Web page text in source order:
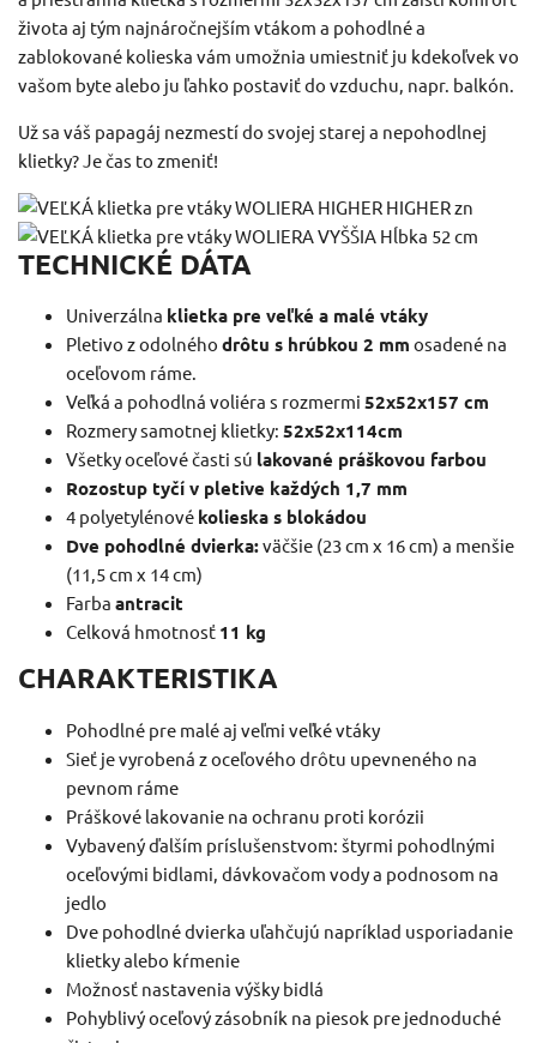
života aj tým najnáročnejším vtákom a pohodlné a
zablokované kolieska vám umožnia umiestniť ju kdekoľvek vo
vašom byte alebo ju ľahko postaviť do vzduchu, napr. balkón.
Už sa váš papagáj nezmestí do svojej starej a nepohodlnej
klietky? Je čas to zmeniť!
TECHNICKÉ DÁTA
Univerzálna klietka pre veľké a malé vtáky
Pletivo z odolného drôtu s hrúbkou 2 mm osadené na
oceľovom ráme.
Veľká a pohodlná voliéra s rozmermi 52x52x157 cm
Rozmery samotnej klietky: 52x52x114cm
Všetky oceľové časti sú lakované práškovou farbou
Rozostup tyčí v pletive každých 1,7 mm
4 polyetylénové kolieska s blokádou
Dve pohodlné dvierka:väčšie (23 cm x 16 cm) a menšie
(11,5 cm x 14 cm)
Farba antracit
Celková hmotnosť 11 kg
CHARAKTERISTIKA
Pohodlné pre malé aj veľmi veľké vtáky
Sieť je vyrobená z oceľového drôtu upevneného na
pevnom ráme
Práškové lakovanie na ochranu proti korózii
Vybavený ďalším príslušenstvom: štyrmi pohodlnými
oceľovými bidlami, dávkovačom vody a podnosom na
jedlo
Dve pohodlné dvierka uľahčujú napríklad usporiadanie
klietky alebo kŕmenie
Možnosť nastavenia výšky bidlá
Pohyblivý oceľový zásobník na piesok pre jednoduché